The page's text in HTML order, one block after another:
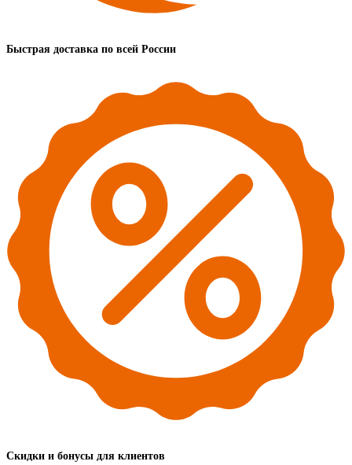
Быстрая доставка по всей России
Скидки и бонусы для клиентов